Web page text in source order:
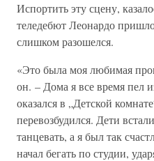
Испортить эту сцену,
теледебют Леонардо
слишком разошелся.
«Это была моя любимая
он. – Дома я все время пел
оказался в „Детской
перевозбудился. Дети
танцевать, а я был так
начал бегать по студии,